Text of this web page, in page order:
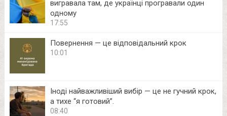
вигравала там, де українці програвали один
одному
17:55
Повернення — це відповідальний крок
10:01
Іноді найважливіший вибір — це не гучний крок,
а тихе “я готовий”.
08:40